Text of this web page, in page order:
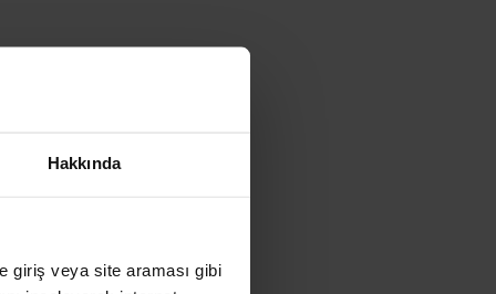
Hakkında
giriş veya site araması gibi